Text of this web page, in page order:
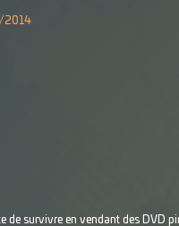
2014
de survivre en vendant des DVD